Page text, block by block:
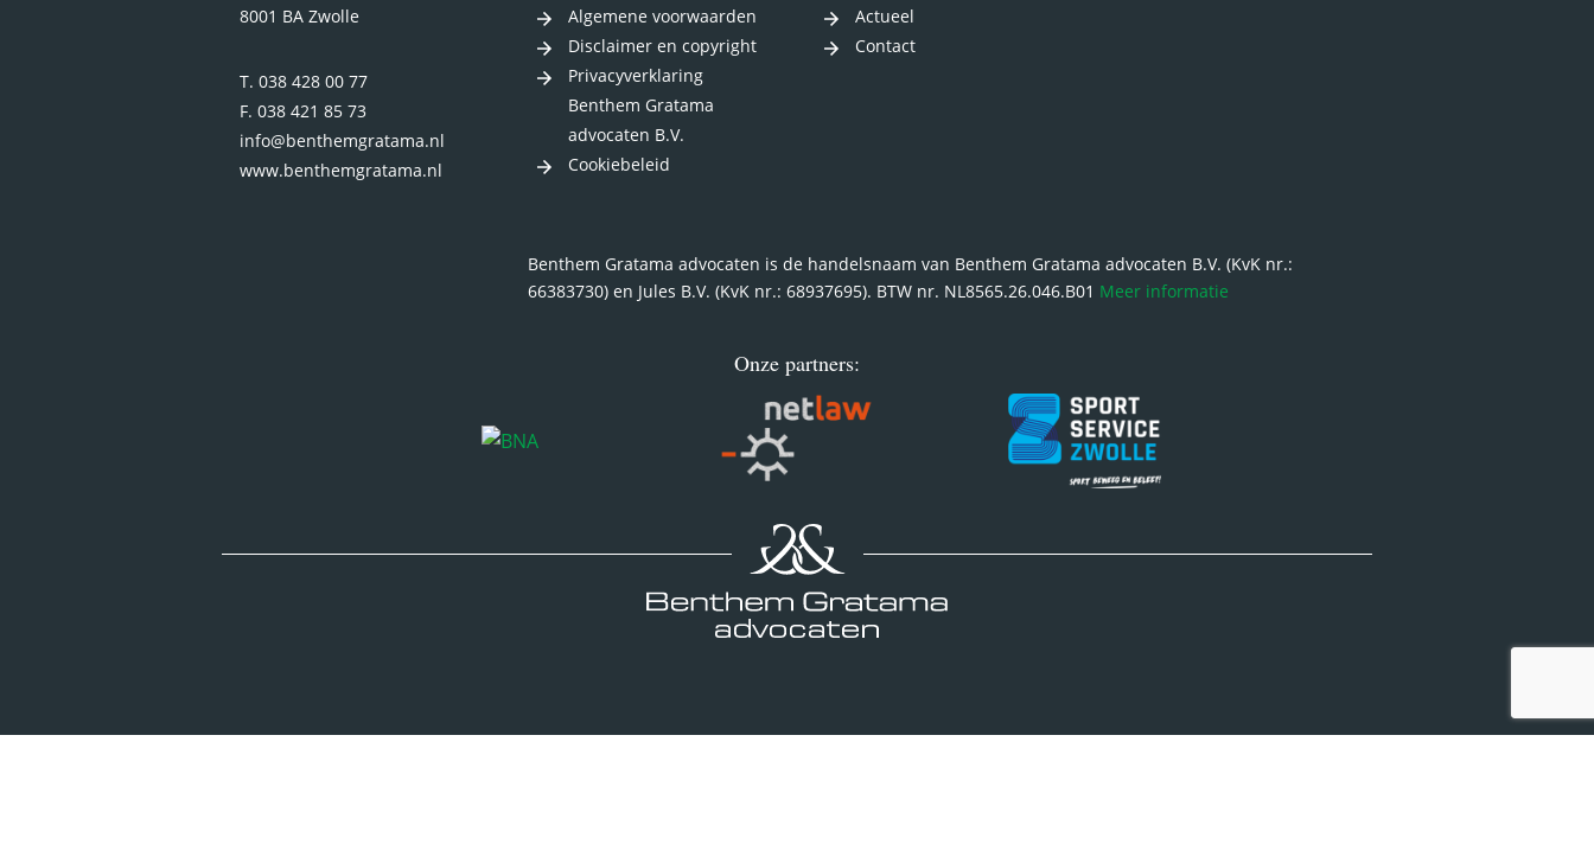
8001 BA Zwolle
T. 038 428 00 77
F. 038 421 85 73
info@benthemgratama.nl
www.benthemgratama.nl
Algemene voorwaarden
Disclaimer en copyright
Privacyverklaring
Benthem Gratama
advocaten B.V.
Cookiebeleid
Actueel
Contact
Benthem Gratama advocaten is de handelsnaam van Benthem Gratama advocaten B.V. (KvK nr.:
66383730) en Jules B.V. (KvK nr.: 68937695). BTW nr. NL8565.26.046.B01 Meer informatie
Onze partners: